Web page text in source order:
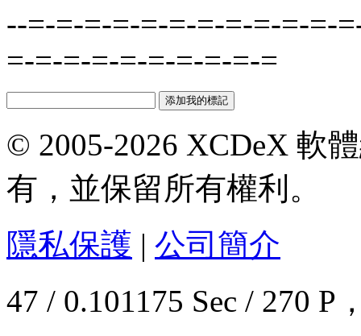
--=-=-=-=-=-=-=-=-=-=-=-
=-=-=-=-=-=-=-=-=-=
© 2005-2026 XCDeX 軟
有，並保留所有權利。
隱私保護 | 公司簡介
47 / 0.101175 Sec / 270